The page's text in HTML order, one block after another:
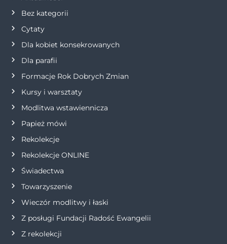
j
a
w
p
i
s
u
Bez kategorii
Cytaty
Dla kobiet konsekrowanych
Dla parafii
Formacje Rok Dobrych Zmian
Kursy i warsztaty
Modlitwa wstawiennicza
Papież mówi
Rekolekcje
Rekolekcje ONLINE
Świadectwa
Towarzyszenie
Wieczór modlitwy i łaski
Z posługi Fundacji Radość Ewangelii
Z rekolekcji